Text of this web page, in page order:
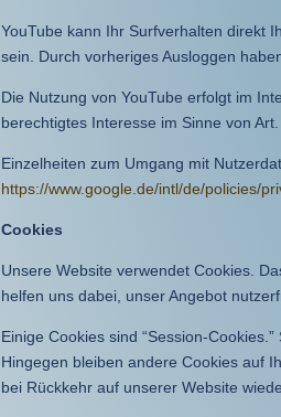
YouTube kann Ihr Surfverhalten direkt
sein. Durch vorheriges Ausloggen
Die Nutzung von YouTube erfolgt im
berechtigtes Interesse im Sinne von
Einzelheiten zum Umgang mit
https://www.google.de/intl/de/policies/
Cookies
Unsere Website verwendet Cookies.
helfen uns dabei, unser Angebot
Einige Cookies sind “Session-
Hingegen bleiben andere Cookies auf
bei Rückkehr auf unserer Website